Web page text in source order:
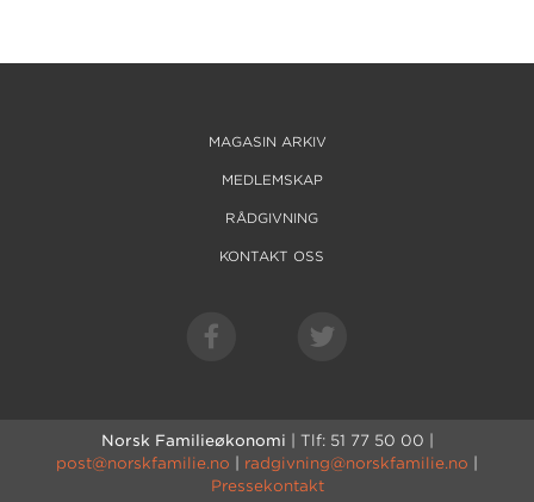
MAGASIN ARKIV
MEDLEMSKAP
RÅDGIVNING
KONTAKT OSS
Norsk Familieøkonomi | Tlf: 51 77 50 00 |
post@norskfamilie.no
radgivning@norskfamilie.no
Pressekontakt